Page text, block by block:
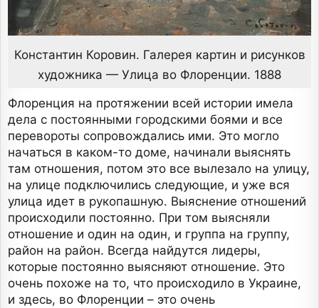
Константин Коровин. Галерея картин и рисунков
художника — Улица во Флоренции. 1888
Флоренция на протяжении всей истории имела
дела с постоянными городскими боями и все
перевороты сопровождались ими. Это могло
начаться в каком-то доме, начинали выяснять
там отношения, потом это все вылезало на улицу,
на улице подключились следующие, и уже вся
улица идет в рукопашную. Выяснение отношений
происходили постоянно. При том выясняли
отношение и один на один, и группа на группу,
район на район. Всегда найдутся лидеры,
которые постоянно выясняют отношение. Это
очень похоже на то, что происходило в Украине,
и здесь, во Флоренции – это очень